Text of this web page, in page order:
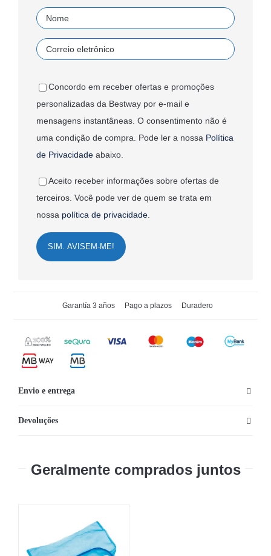
Concordo em receber ofertas e promoções
personalizadas da Bestway por e-mail e
mensagens instantâneas. O consentimento não é
uma condição de compra. Pode ler a nossa Política
de Privacidadeabaixo.
Aceito receber informações sobre ofertas de
terceiros. Você pode ver de quem se trata em
nossa política de privacidade.
SIM. AVISEM-ME!
Garantía 3 años Pago a plazos Duradero
Envio e entrega
Devoluções
Geralmente comprados juntos